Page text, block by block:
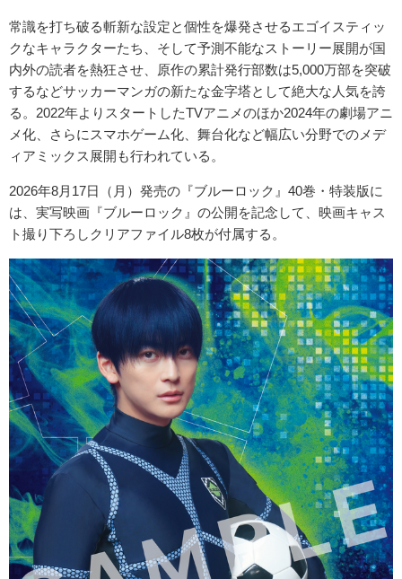
常識を打ち破る斬新な設定と個性を爆発させるエゴイスティッ
クなキャラクターたち、そして予測不能なストーリー展開が国
内外の読者を熱狂させ、原作の累計発行部数は5,000万部を突破
するなどサッカーマンガの新たな金字塔として絶大な人気を誇
る。2022年よりスタートしたTVアニメのほか2024年の劇場アニ
メ化、さらにスマホゲーム化、舞台化など幅広い分野でのメデ
ィアミックス展開も行われている。
2026年8月17日（月）発売の『ブルーロック』40巻・特装版に
は、実写映画『ブルーロック』の公開を記念して、映画キャス
ト撮り下ろしクリアファイル8枚が付属する。